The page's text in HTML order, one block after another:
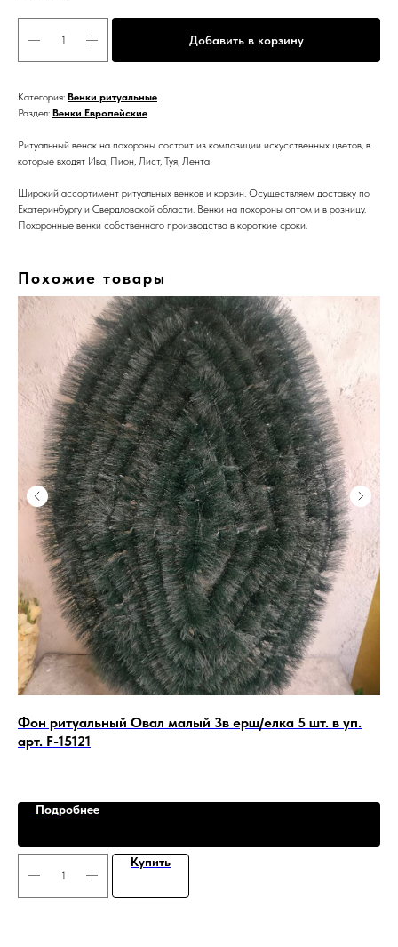
Добавить в корзину
Категория: Венки ритуальные
Раздел: Венки Европейские
Ритуальный венок на похороны состоит из композиции искусственных цветов, в
которые входят Ива, Пион, Лист, Туя, Лента
Широкий ассортимент ритуальных венков и корзин. Осуществляем доставку по
Екатеринбургу и Свердловской области. Венки на похороны оптом и в розницу.
Похоронные венки собственного производства в короткие сроки.
Похожие товары
Фон ритуальный Овал малый 3в ерш/елка 5 шт. в уп.
арт. F-15121
Подробнее
Купить